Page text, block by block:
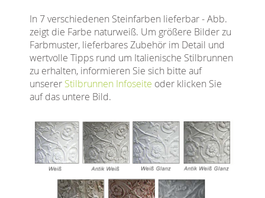
In 7 verschiedenen Steinfarben lieferbar - Abb.
zeigt die Farbe naturweiß. Um größere Bilder zu
Farbmuster, lieferbares Zubehör im Detail und
wertvolle Tipps rund um Italienische Stilbrunnen
zu erhalten, informieren Sie sich bitte auf
unserer Stilbrunnen Infoseite oder klicken Sie
auf das untere Bild.